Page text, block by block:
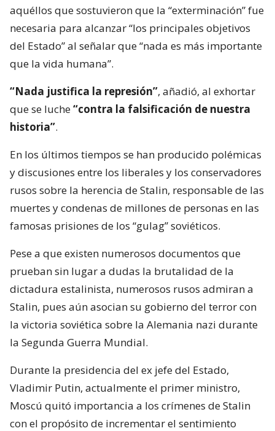
aquéllos que sostuvieron que la “exterminación” fue
necesaria para alcanzar “los principales objetivos
del Estado” al señalar que “nada es más importante
que la vida humana”.
“Nada justifica la represión”, añadió, al exhortar
que se luche“contra la falsificación de nuestra
historia”.
En los últimos tiempos se han producido polémicas
y discusiones entre los liberales y los conservadores
rusos sobre la herencia de Stalin, responsable de las
muertes y condenas de millones de personas en las
famosas prisiones de los “gulag” soviéticos.
Pese a que existen numerosos documentos que
prueban sin lugar a dudas la brutalidad de la
dictadura estalinista, numerosos rusos admiran a
Stalin, pues aún asocian su gobierno del terror con
la victoria soviética sobre la Alemania nazi durante
la Segunda Guerra Mundial.
Durante la presidencia del ex jefe del Estado,
Vladimir Putin, actualmente el primer ministro,
Moscú quitó importancia a los crímenes de Stalin
con el propósito de incrementar el sentimiento